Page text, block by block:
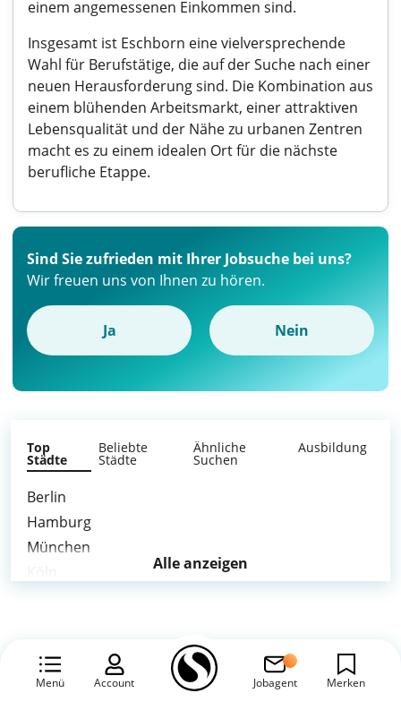
einem angemessenen Einkommen sind.
Insgesamt ist Eschborn eine vielversprechende
Wahl für Berufstätige, die auf der Suche nach einer
neuen Herausforderung sind. Die Kombination aus
einem blühenden Arbeitsmarkt, einer attraktiven
Lebensqualität und der Nähe zu urbanen Zentren
macht es zu einem idealen Ort für die nächste
berufliche Etappe.
Menü Account Jobagent Merken
Sind Sie zufrieden mit Ihrer Jobsuche bei uns?
Wir freuen uns von Ihnen zu hören.
Ja Nein
Top
Städte
Beliebte
Städte
Ähnliche
Suchen
Ausbildung
Berlin
Hamburg
München
Leipzig
Alle anzeigen